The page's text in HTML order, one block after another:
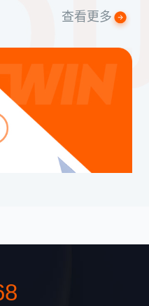
推器的历史使命，服务
查看更多